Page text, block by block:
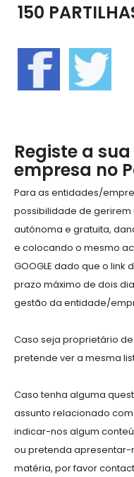
150
Registe a
empresa no
Para as entidades/
possibilidade de
autónoma e gratuita,
e colocando o mesmo
GOOGLE dado que o
prazo máximo de dois
gestão da entidade/
Caso seja proprietário
pretende ver a mesma
Caso tenha alguma
assunto relacionado
indicar-nos algum
ou pretenda apresentar-
matéria, por favor